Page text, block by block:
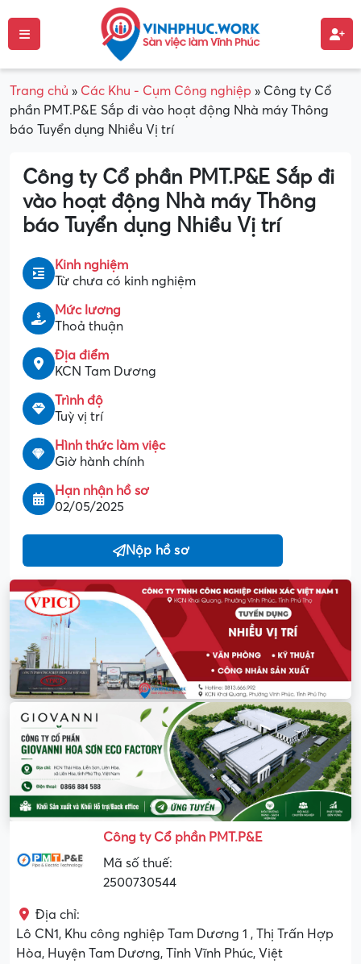
Trang chủ » Các Khu - Cụm Công nghiệp » Công ty Cổ
phần PMT.P&E Sắp đi vào hoạt động Nhà máy Thông
báo Tuyển dụng Nhiều Vị trí
Công ty Cổ phần PMT.P&E Sắp đi
vào hoạt động Nhà máy Thông
báo Tuyển dụng Nhiều Vị trí
Kinh nghiệm
Từ chưa có kinh nghiệm
Mức lương
Thoả thuận
Địa điểm
KCN Tam Dương
Trình độ
Tuỳ vị trí
Hình thức làm việc
Giờ hành chính
Hạn nhận hồ sơ
02/05/2025
Nộp hồ sơ
Công ty Cổ phần PMT.P&E
Mã số thuế:
2500730544
Địa chỉ:
Lô CN1, Khu công nghiệp Tam Dương 1 , Thị Trấn Hợp
Hòa, Huyện Tam Dương, Tỉnh Vĩnh Phúc, Việt